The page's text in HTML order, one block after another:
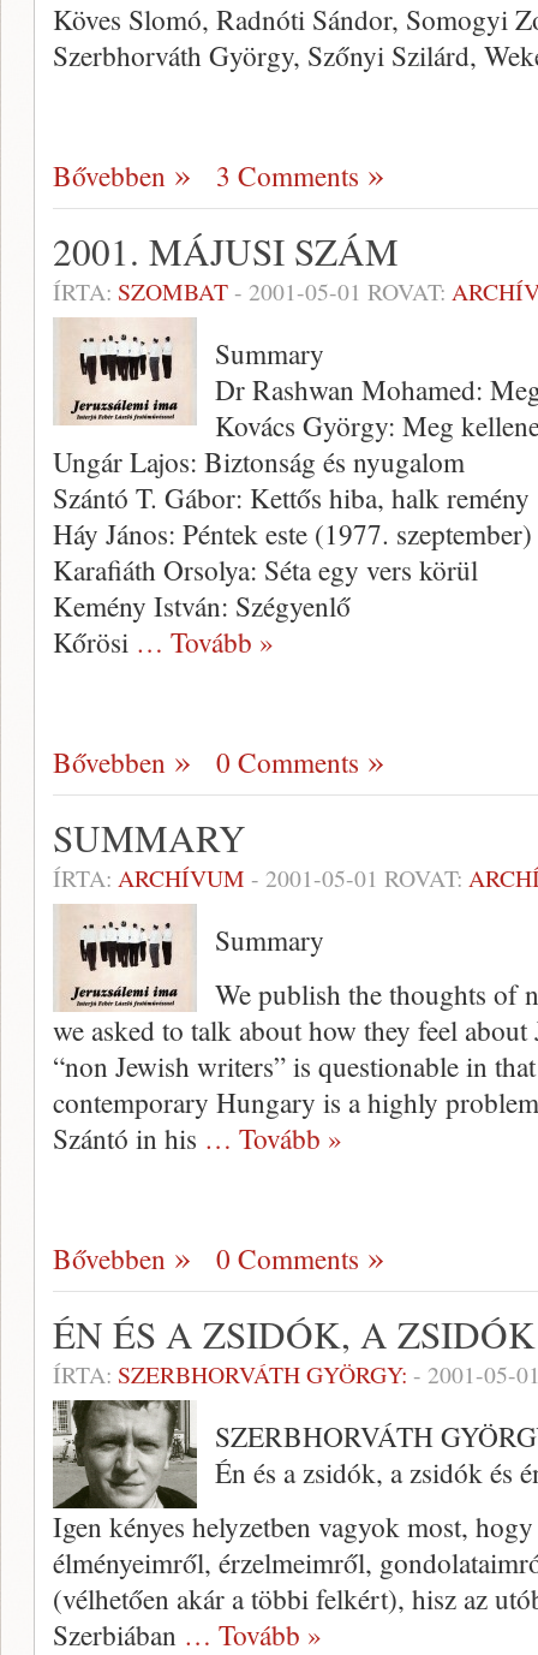
Köves Slomó, Radnóti Sándor, Somogyi
Szerbhorváth György, Szőnyi Szilárd,
Bővebben 3 Comments
2001. MÁJUSI SZÁM
ÍRTA: SZOMBAT- 2001-05-01 ROVAT:
Summary
Dr Rashwan Mohamed:
Kovács György: Meg
Ungár Lajos: Biztonság és nyugalom
Szántó T. Gábor: Kettős hiba, halk remény
Háy János: Péntek este (1977. szeptember)
Karafiáth Orsolya: Séta egy vers körül
Kemény István: Szégyenlő
Kőrösi … Tovább »
Bővebben 0 Comments
SUMMARY
ÍRTA: ARCHÍVUM - 2001-05-01 ROVAT:
Summary
We publish the thoughts of
we asked to talk about how they feel
“non Jewish writers” is questionable in
contemporary Hungary is a highly
Szántó in his … Tovább »
Bővebben 0 Comments
ÉN ÉS A ZSIDÓK, A
ÍRTA: SZERBHORVÁTH GYÖRGY: - 2001-05-
SZERBHORVÁTH
Én és a zsidók, a zsidók és
Igen kényes helyzetben vagyok most,
élményeimről, érzelmeimről,
(vélhetően akár a többi felkért), hisz az
Szerbi­ában … Tovább »